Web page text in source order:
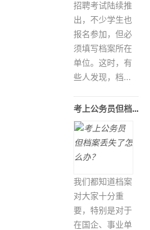
招聘考试陆续推
出，不少学生也
报名参加，但必
须填写档案所在
单位。这时，有
些人发现，档...
考上公务员但档案丢失了怎么办？
我们都知道档案
对大家十分重
要，特别是对于
在国企、事业单